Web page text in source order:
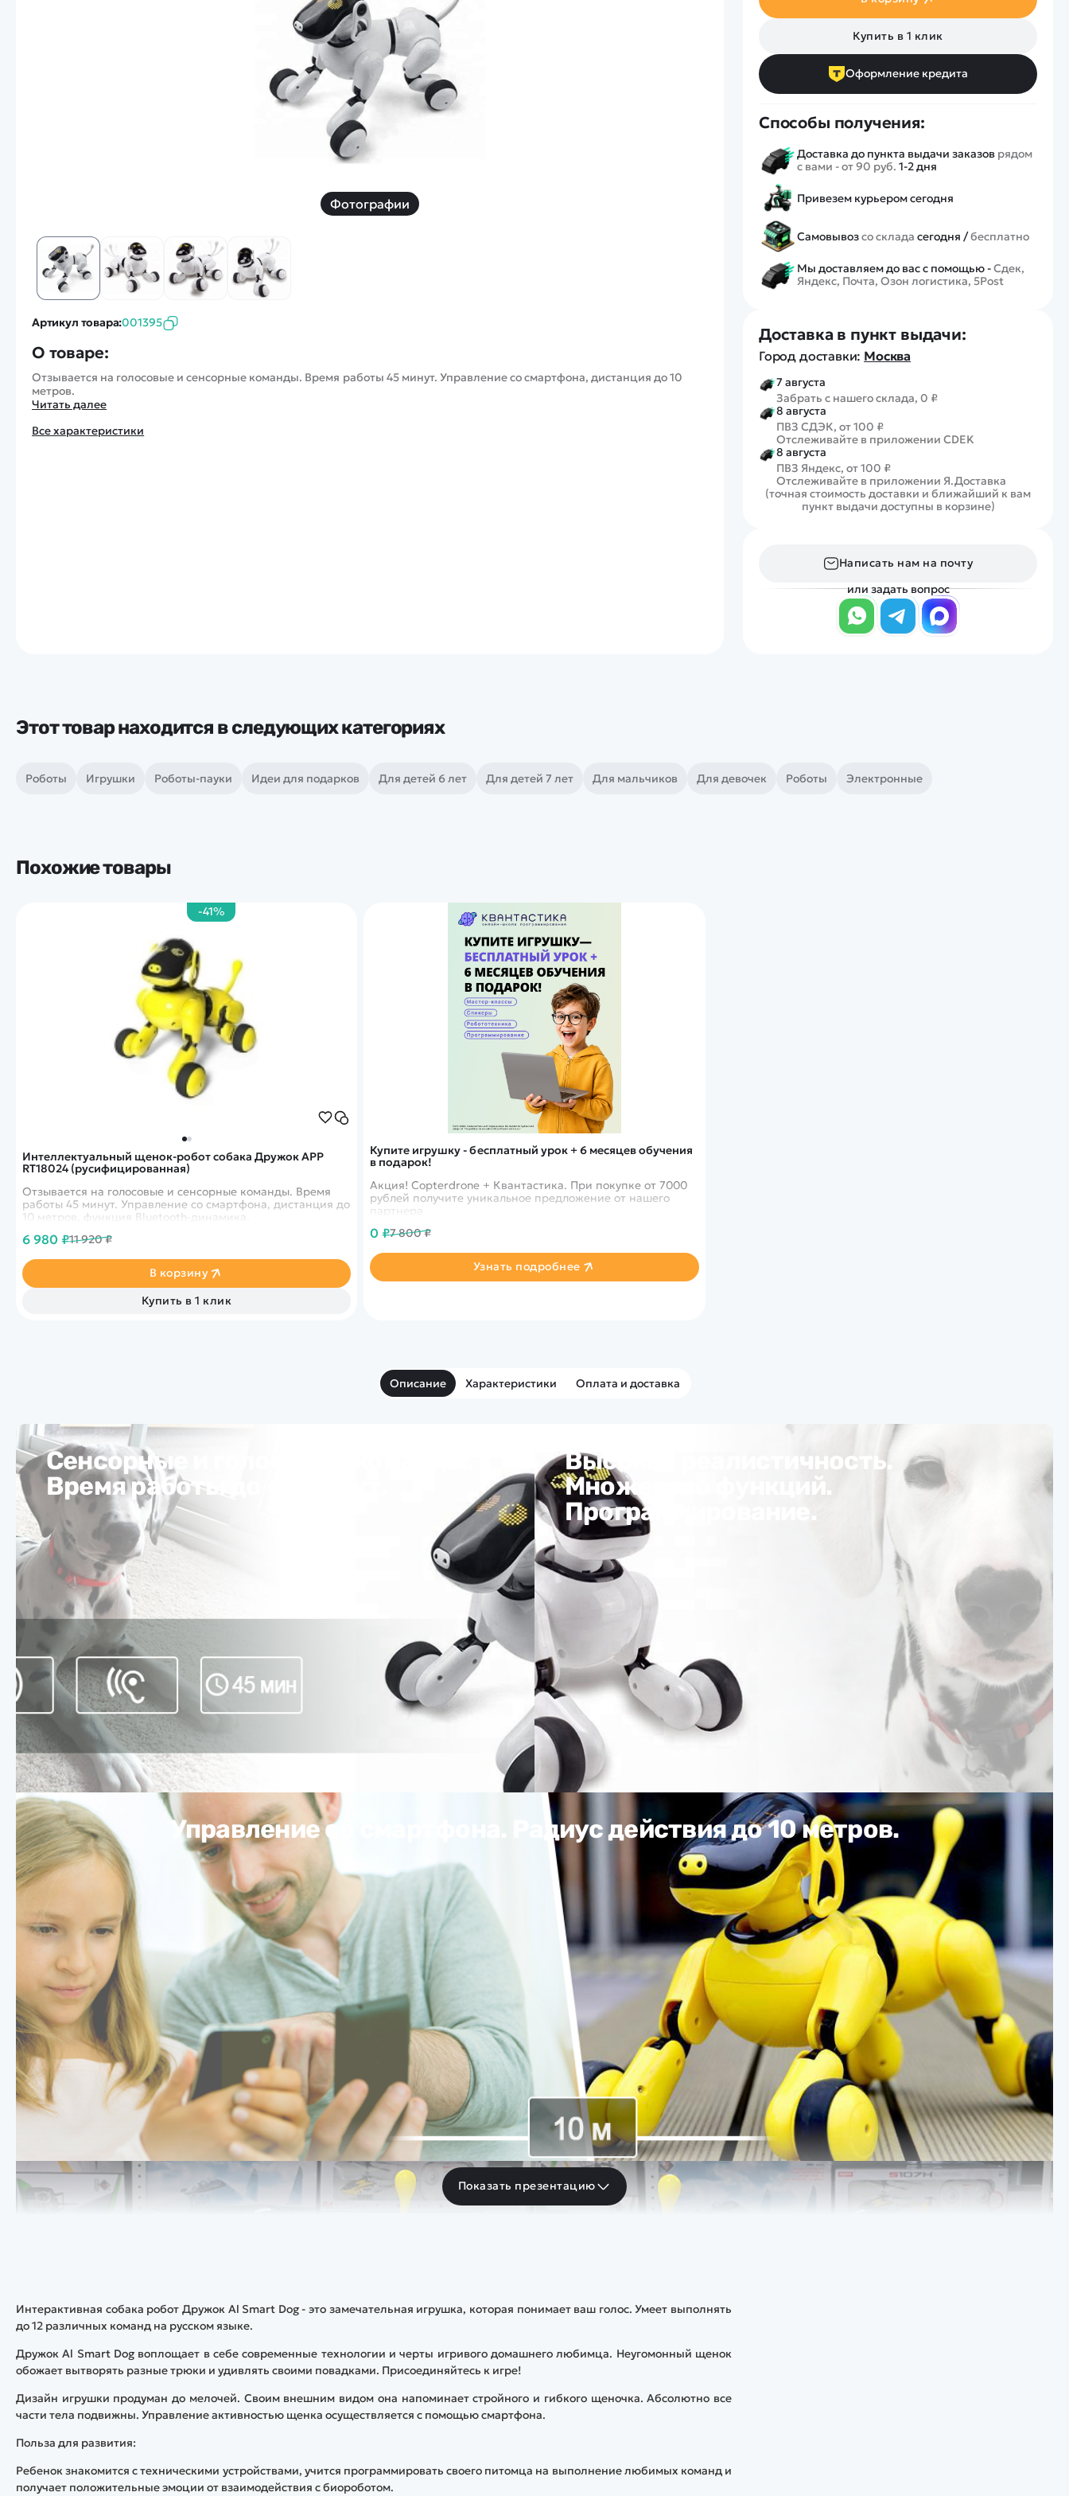
Дроны с 4k камерой
Скоростной катер
Вертолетик для детей ну пульте
Машины 1 к 10
Скидки
Смотреть
Фотографии
Артикул товара:001395
О товаре:
Отзывается на голосовые и сенсорные команды. Время работы 45 минут. Управление со смартфона, дистанция до 10
метров.
Читать далее
Все характеристики
Купить в 1 клик
Оформление кредита
Способы получения:
Доставка до пункта выдачи заказов рядом
с вами - от 90 руб. 1-2 дня
Привезем курьером сегодня
Самовывозсо склада сегодня /бесплатно
Мы доставляем до вас с помощью -Сдек,
Яндекс, Почта, Озон логистика, 5Post
Доставка в пункт выдачи:
Город доставки: Москва
7 августа
Забрать с нашего склада, 0 ₽
8 августа
ПВЗ СДЭК, от 100 ₽
Отслеживайте в приложении CDEK
8 августа
ПВЗ Яндекс, от 100 ₽
Отслеживайте в приложении Я.Доставка
(точная стоимость доставки и ближайший к вам
пункт выдачи доступны в корзине)
Написать нам на почту
или задать вопрос
Этот товар находится в следующих категориях
Роботы Игрушки Роботы-пауки Идеи для подарков Для детей 6 лет Для детей 7 лет Для мальчиков Для девочек Роботы Электронные
Похожие товары
Купите игрушку - бесплатный урок + 6 месяцев обучения
в подарок!
Акция! Copterdrone + Квантастика. При покупке от 7000
рублей получите уникальное предложение от нашего
партнера
0 ₽7 800 ₽
Узнать подробнее
-41%
Интеллектуальный щенок-робот собака Дружок APP
RT18024 (русифицированная)
Отзывается на голосовые и сенсорные команды. Время
работы 45 минут. Управление со смартфона, дистанция до
10 метров, функция Bluetooth-динамика.
6 980 ₽11 920 ₽
В корзину
Купить в 1 клик
Описание Характеристики Оплата и доставка
Сенсорные и голосовые команды.
Время работы до 45 минут.
Высокая реалистичность.
Множество функций.
Программирование.
Управление со смартфона. Радиус действия до 10 метров.
Показать презентацию
Интерактивная собака робот Дружок Al Smart Dog - это замечательная игрушка, которая понимает ваш голос. Умеет выполнять
до 12 различных команд на русском языке.
Дружок Al Smart Dog воплощает в себе современные технологии и черты игривого домашнего любимца. Неугомонный щенок
обожает вытворять разные трюки и удивлять своими повадками. Присоединяйтесь к игре!
Дизайн игрушки продуман до мелочей. Своим внешним видом она напоминает стройного и гибкого щеночка. Абсолютно все
части тела подвижны. Управление активностью щенка осуществляется с помощью смартфона.
Польза для развития:
Ребенок знакомится с техническими устройствами, учится программировать своего питомца на выполнение любимых команд и
получает положительные эмоции от взаимодействия с биороботом.
Наши соцсети:
Спецтехника
Железные дороги
Конструкторы
Запчасти для моделей